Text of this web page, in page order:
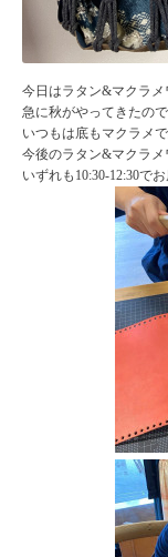
今日はラタン&マクラ
急に秋がやってきたの
いつもは底もマクラメ
今後のラタン&マクラメ
いずれも10:30-12:30で